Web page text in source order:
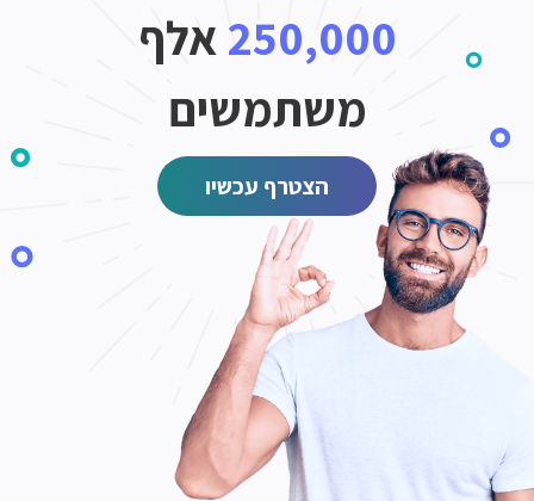
250,000אלף
משתמשים
הצטרף עכשיו